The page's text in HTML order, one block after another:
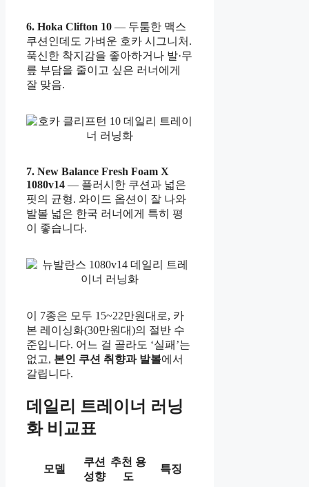
6. Hoka Clifton 10 — 두툼한 맥스
쿠션인데도 가벼운 호카 시그니처.
푹신한 착지감을 좋아하거나 발·무
릎 부담을 줄이고 싶은 러너에게
잘 맞음.
7. New Balance Fresh Foam X
1080v14 — 플러시한 쿠션과 넓은
핏의 균형. 와이드 옵션이 잘 나와
발볼 넓은 한국 러너에게 특히 평
이 좋습니다.
이 7종은 모두 15~22만원대로, 카
본 레이싱화(30만원대)의 절반 수
준입니다. 어느 걸 골라도 ‘실패’는
없고, 본인 쿠션 취향과 발볼에서
갈립니다.
데일리 트레이너 러닝
화 비교표
모델
쿠션
성향
추천 용
도
특징